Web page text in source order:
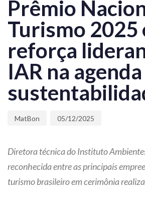
Prêmio
Turismo 2025
reforça
IAR na
MatBon 05/12/2025
Diretora técnica do Instituto
reconhecida entre as principais
turismo brasileiro em cerimônia